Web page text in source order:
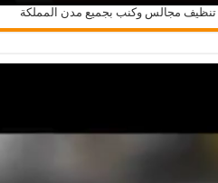
مجالس وكنب بجميع مدن المملكة